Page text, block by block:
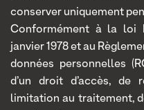
conserver uniquement
Conformément à la loi
janvier 1978 et au
données personnelles
d’un droit d’accès, de
limitation au traitement,